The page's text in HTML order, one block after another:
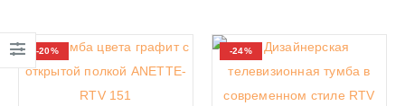
-20% -24%